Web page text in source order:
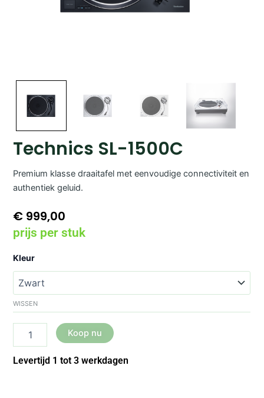
Technics SL-1500C
Premium klasse draaitafel met eenvoudige connectiviteit en
authentiek geluid.
€ 999,00
prijs per stuk
Kleur
WISSEN
Technics
1500C
aantal
Koop nu
Levertijd 1 tot 3 werkdagen